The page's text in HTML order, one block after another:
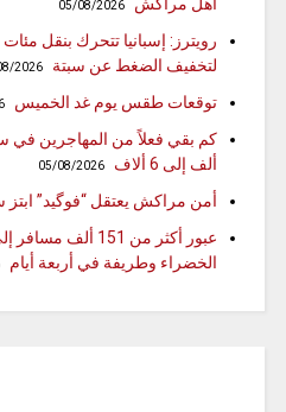
05/08/2026
رويترز: إسبانيا تتحرك بنقل
لتخفيف الضغط عن سبتة
2026
توقعات طقس يوم غد الخميس
ألف إلى 6 ألاف
05/08/2026
أمن مراكش يعتقل “فوگيد” ابتز
عبور أكثر من 151
الخضراء وطريفة في أربعة أيام